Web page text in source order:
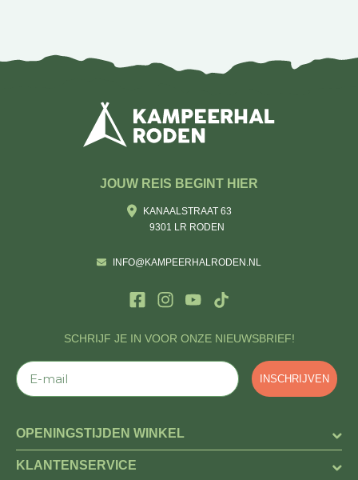
SCHRIJF JE IN VOOR ONZE NIEUWSBRIEF!
E-mail
INSCHRIJVEN
JOUW REIS BEGINT HIER
KANAALSTRAAT 63
9301 LR RODEN
INFO@KAMPEERHALRODEN.NL
OPENINGSTIJDEN WINKEL
KLANTENSERVICE